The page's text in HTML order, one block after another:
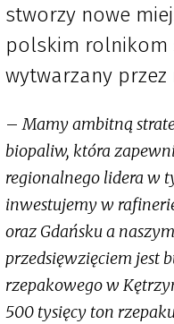
stworzy nowe
polskim
wytwarzany przez
–Mamy ambitną
biopaliw, która
regionalnego lidera w
inwestujemy w
oraz Gdańsku a
przedsięwzięciem jest
rzepakowego w
500 tysięcy ton